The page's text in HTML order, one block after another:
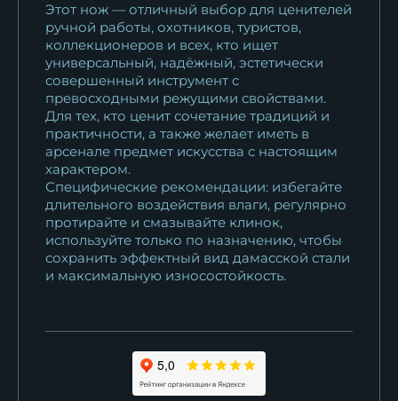
Этот нож — отличный выбор для ценителей
ручной работы, охотников, туристов,
коллекционеров и всех, кто ищет
универсальный, надёжный, эстетически
совершенный инструмент с
превосходными режущими свойствами.
Для тех, кто ценит сочетание традиций и
практичности, а также желает иметь в
арсенале предмет искусства с настоящим
характером.
Специфические рекомендации: избегайте
длительного воздействия влаги, регулярно
протирайте и смазывайте клинок,
используйте только по назначению, чтобы
сохранить эффектный вид дамасской стали
и максимальную износостойкость.